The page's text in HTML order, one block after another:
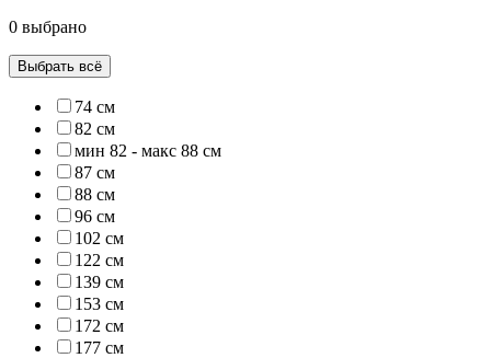
0 выбрано
Выбрать всё
74 см
82 см
мин 82 - макс 88 см
87 см
88 см
96 см
102 см
122 см
139 см
153 см
172 см
177 см